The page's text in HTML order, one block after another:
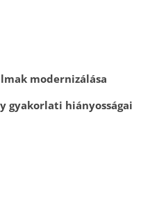
modernizálása
gyakorlati hiányosságai